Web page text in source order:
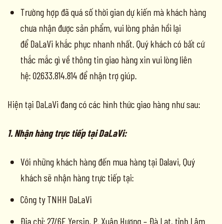
Trường hợp đã quá số thời gian dự kiến mà khách hàng
chưa nhận được sản phẩm, vui lòng phản hồi lại
để DaLaVi khắc phục nhanh nhất. Quý khách có bất cứ
thắc mắc gì về thông tin giao hàng xin vui lòng liên
hệ: 02633.814.814 để nhận trợ giúp.
Hiện tại DaLaVi đang có các hình thức giao hàng như sau:
1. Nhận hàng trực tiếp tại DaLaVi:
Với những khách hàng đến mua hàng tại Dalavi, Quý
khách sẽ nhận hàng trực tiếp tại:
Công ty TNHH DaLaVi
Địa chỉ: 27/6E Yersin, P. Xuân Hương – Đà Lạt, tỉnh Lâm